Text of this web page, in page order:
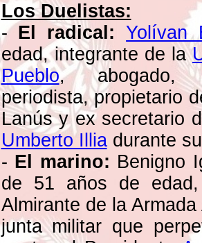
Los Duelistas:
- El radical:
Yolívan
edad, integrante de la
Pueblo, abogado,
periodista, propietario
Lanús y ex secretario
Umberto Illiadurante
- El marino: Benigno
de 51 años de
Almirante de la
junta militar que